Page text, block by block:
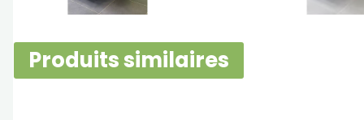
Produits similaires